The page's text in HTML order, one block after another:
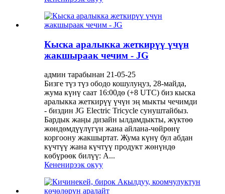
Кыска аралыкка жеткирүү үчүн
жакшыраак чечим - JG
админ тарабынан 21-05-25
Бизге түз түз ободо кошулуңуз, 28-майда,
жума күнү саат 16:00дө (+8 UTC) биз кыска
аралыкка жеткирүү үчүн эң мыкты чечимди
- биздин JG Electric Tricycle сунуштайбыз.
Бардык жаңы дизайн ылдамдыкты, жүктөө
жөндөмдүүлүгүн жана айлана-чөйрөнү
коргоону жакшыртат. Жума күнү бул абдан
күчтүү жана күчтүү продукт жөнүндө
көбүрөөк билүү: А...
Кененирээк окуу